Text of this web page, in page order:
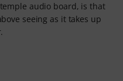
audio board, is that
seeing as it takes up